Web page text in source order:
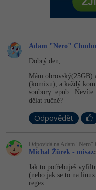
HTML5,
SQL a
Testování a
UML a
React
PHP
JavaScript
Python
HTML / CSS
UML a
MS-SQL
Vývojář
Webdesigner
Tester
Systémový
Grafik / UX/UI
3D grafik
-80%
PHP
C++ -80%
Swift
Kotlin -80%
C -80%
VB.NET
Digitální
WordPress
SEO -30%
UX
Kryptoměny -
Copywriting -
Adam "Nero"
Dobrý den,
Mám obrovský(25GB)
(komixu), a každý
soubory .epub .
dělat ručně?
Odpovědět
Odpovídá na Adam "Nero"
Michal Žůrek - misaz:
Jak to potřebuješ
(nebo jak se to na
regex.